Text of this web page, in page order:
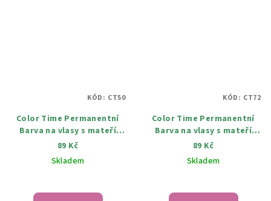
Color Time Permanentní
Barva na vlasy s mateří
kašičkou 50 Tmavý
mahagon 100 ml
89 Kč
Skladem
KÓD: CT50
Color Time Permanentní
Barva na vlasy s mateří
kašičkou 72 Capuccino 100
ml
89 Kč
Skladem
KÓD: CT72